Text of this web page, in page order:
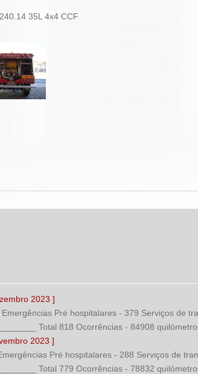
35L 4x4 CCF
2023 ]
Pré hospitalares - 379 Serviços de
Total 818 Ocorrências - 84908
2023 ]
Pré hospitalares - 288 Serviços de
Total 779 Ocorrências - 78832